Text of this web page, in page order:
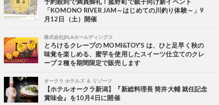
予約殺到で満員御礼！菰野町で親子向け新イベント
「KOMONO RIVER JAM～はじめての川釣り体験～」9
月12日（土）開催
株式会社JFLAホールディングス
とろけるクレープの MOMI&TOY'S は、ひと足早く秋の
味覚を楽しめる、蜜芋を使用したスイーツ仕立てのクレ
ープ２種を期間限定で販売します
オークラ ホテルズ ＆ リゾーツ
【ホテルオークラ新潟】『新総料理長 筒井大輔 就任記念
賞味会』を10月4日に開催